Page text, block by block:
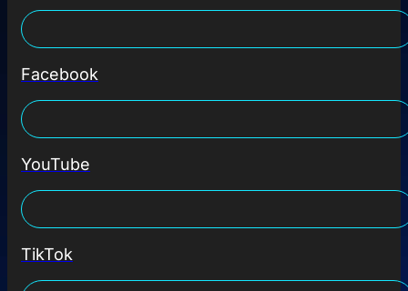
Facebook
YouTube
TikTok